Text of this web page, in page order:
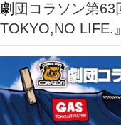
劇団コラソン第63回公演『ユルネバ NO
TOKYO,NO LIFE.